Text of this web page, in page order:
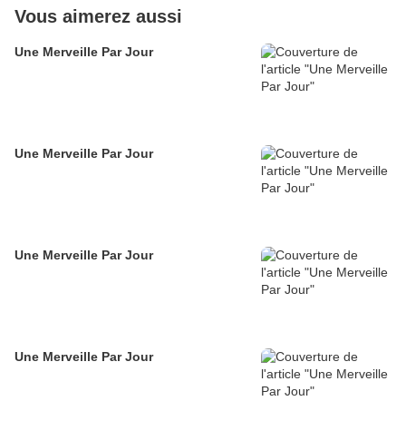
Vous aimerez aussi
Une Merveille Par Jour
Une Merveille Par Jour
Une Merveille Par Jour
Une Merveille Par Jour